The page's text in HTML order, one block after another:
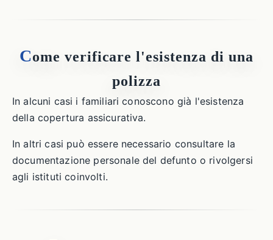
Come verificare l'esistenza di una
polizza
In alcuni casi i familiari conoscono già l'esistenza
della copertura assicurativa.
In altri casi può essere necessario consultare la
documentazione personale del defunto o rivolgersi
agli istituti coinvolti.